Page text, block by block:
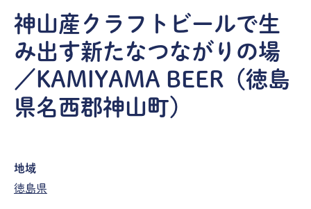
神山産クラフトビールで生
み出す新たなつながりの場
／KAMIYAMA BEER（徳島
県名西郡神山町）
地域
徳島県